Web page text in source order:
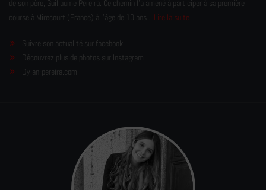
de son père, Guillaume Pereira. Ce chemin l'a amené à participer à sa première
course à Mirecourt (France) à l'âge de 10 ans... Lire la suite
Suivre son actualité sur facebook
Découvrez plus de photos sur Instagram
Dylan-pereira.com